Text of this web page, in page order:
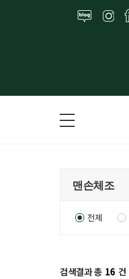
전체
검색결과 총 16 건